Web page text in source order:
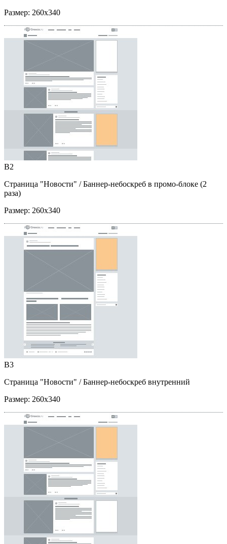
Размер: 260x340
B2
Страница "Новости" / Баннер-небоскреб в промо-блоке (2
раза)
Размер: 260x340
B3
Страница "Новости" / Баннер-небоскреб внутренний
Размер: 260x340